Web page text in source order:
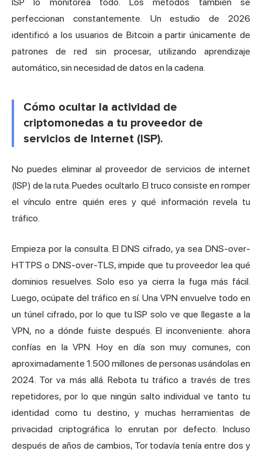
perfeccionan constantemente. Un estudio de 2026
identificó a los usuarios de Bitcoin a partir únicamente de
patrones de red sin procesar, utilizando aprendizaje
automático, sin necesidad de datos en la cadena.
Cómo ocultar la actividad de
criptomonedas a tu proveedor de
servicios de Internet (ISP).
No puedes eliminar al proveedor de servicios de internet
(ISP) de la ruta. Puedes ocultarlo. El truco consiste en romper
el vínculo entre quién eres y qué información revela tu
tráfico.
Empieza por la consulta. El DNS cifrado, ya sea DNS-over-
HTTPS o DNS-over-TLS, impide que tu proveedor lea qué
dominios resuelves. Solo eso ya cierra la fuga más fácil.
Luego, ocúpate del tráfico en sí. Una VPN envuelve todo en
un túnel cifrado, por lo que tu ISP solo ve que llegaste a la
VPN, no a dónde fuiste después. El inconveniente: ahora
confías en la VPN. Hoy en día son muy comunes, con
aproximadamente 1.500 millones de personas usándolas en
2024. Tor va más allá. Rebota tu tráfico a través de tres
repetidores, por lo que ningún salto individual ve tanto tu
identidad como tu destino, y muchas herramientas de
privacidad criptográfica lo enrutan por defecto. Incluso
después de años de cambios, Tor todavía tenía entre dos y